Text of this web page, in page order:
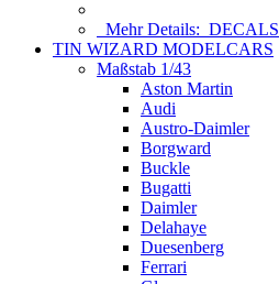
Mehr Details: DECALS
TIN WIZARD MODELCARS
Maßstab 1/43
Aston Martin
Audi
Austro-Daimler
Borgward
Buckle
Bugatti
Daimler
Delahaye
Duesenberg
Ferrari